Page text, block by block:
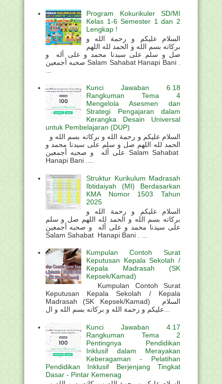
Program Kokurikuler SD/MI
Kelas 1-6 Semester 1 dan 2
Lengkap !
السلام عليكم و رحمة الله و
بركاته بسم الله و الحمد لله اللهم
صل و سلم على سيدنا محمد و على أله و
صحبه أجمعين Salam Sahabat Hanapi Bani .
Kunci Jawaban 6.18
Rangkuman Tema 4
Mengelola Asesmen dan
Strategi Pengajaran dalam
Kerangka Desain Universal
untuk Pembelajaran (DUP)
الحمد لله اللهم صل و سلم على سيدنا محمد و
على أله و صحبه أجمعين Salam Sahabat
Hanapi Bani ....
Struktur Kurikulum Madrasah
Ibtidaiyah (MI) Berdasarkan
KMA Nomor 1503 Tahun
2025
السلام عليكم و رحمة الله و
بركاته بسم الله و الحمد لله اللهم صل و سلم
على سيدنا محمد و على أله و صحبه أجمعين
Salam Sahabat Hanapi Bani . ...
Kumpulan Contoh Surat
Keputusan Kepala Sekolah /
Kepala Madrasah (SK
Kepsek/Kamad)
Kumpulan Contoh Surat
Keputusan Kepala Sekolah / Kepala
Madrasah (SK Kepsek/Kamad) السلام
Kunci Jawaban 4.17
Rangkuman Tema 2
Pentingnya Pendidikan
Inklusif dalam Merayakan
Keberagaman - Pelatihan
Pendidikan Inklusif Berjenjang Tingkat
Dasar - Pintar Kemenag